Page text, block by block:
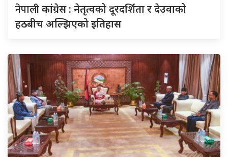
नेपालीकांग्रेस : नेतृत्वको दूरदर्शिता र देउवाको
हठबीच अल्झिएको इतिहास